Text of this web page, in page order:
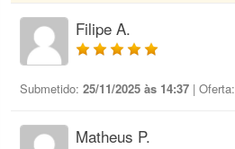
Filipe A.
Submetido: 25/11/2025 às 14:37 | Oferta:
Matheus P.